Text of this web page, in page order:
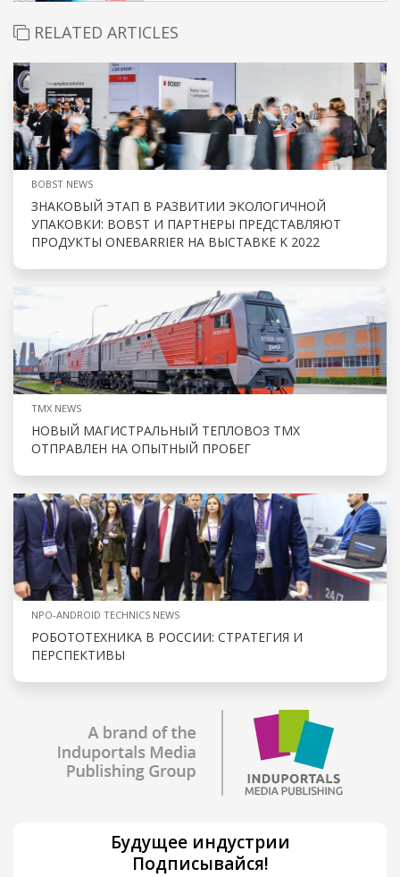
RELATED ARTICLES
BOBST NEWS
ЗНАКОВЫЙ ЭТАП В РАЗВИТИИ ЭКОЛОГИЧНОЙ
УПАКОВКИ: BOBST И ПАРТНЕРЫ ПРЕДСТАВЛЯЮТ
ПРОДУКТЫ ONEBARRIER НА ВЫСТАВКЕ K 2022
TMX NEWS
НОВЫЙ МАГИСТРАЛЬНЫЙ ТЕПЛОВОЗ ТМХ
ОТПРАВЛЕН НА ОПЫТНЫЙ ПРОБЕГ
NPO-ANDROID TECHNICS NEWS
РОБОТОТЕХНИКА В РОССИИ: СТРАТЕГИЯ И
ПЕРСПЕКТИВЫ
Будущее индустрии
Подписывайся!